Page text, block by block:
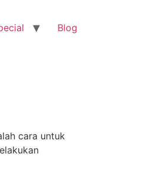
Blog
cara untuk